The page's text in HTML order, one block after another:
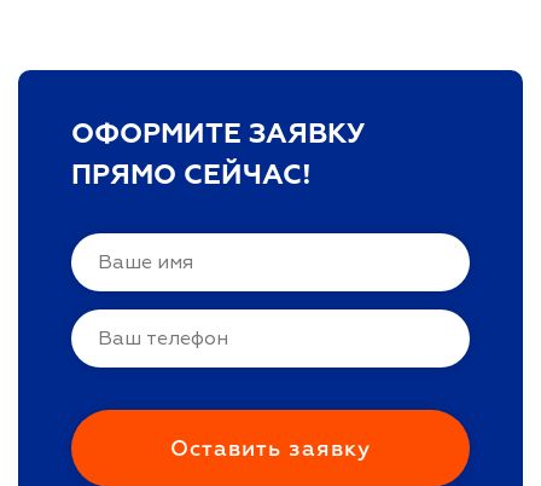
ОФОРМИТЕ ЗАЯВКУ
ПРЯМО СЕЙЧАС!